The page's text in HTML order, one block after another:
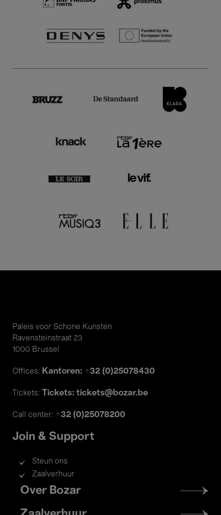
Paleis voor Schone Kunsten
Ravensteinstraat 23
1000 Brussel
Offices: Kantoren: +32 (0)25078430
Tickets: Tickets: tickets@bozar.be
Call center: +32 (0)25078200
Join & Support
Steun ons
Zaalverhuur
Footer
menu
Over Bozar